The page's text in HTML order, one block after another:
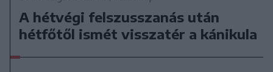
A hétvégi felszusszanás után
hétfőtől ismét visszatér a kánikula